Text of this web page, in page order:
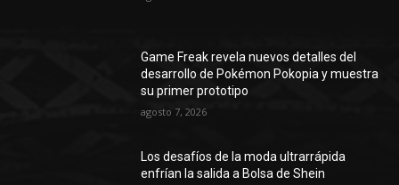
Game Freak revela nuevos detalles del
desarrollo de Pokémon Pokopia y muestra
su primer prototipo
agosto 7, 2026
Los desafíos de la moda ultrarrápida
enfrían la salida a Bolsa de Shein